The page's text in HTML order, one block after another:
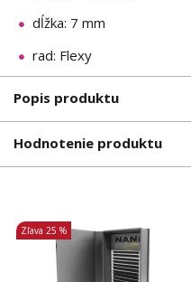
dĺžka: 7 mm
rad: Flexy
Popis produktu
Hodnotenie produktu
Zľava 25 %